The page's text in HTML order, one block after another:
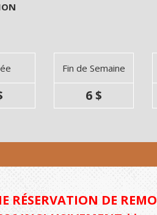
Fin de Semaine
6 $
RÉSERVATION DE